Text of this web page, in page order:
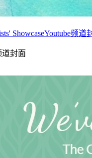
ShowcaseYoutube频道
道封面